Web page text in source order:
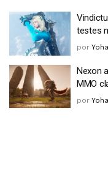
testes
por
Nexon
MMO
por